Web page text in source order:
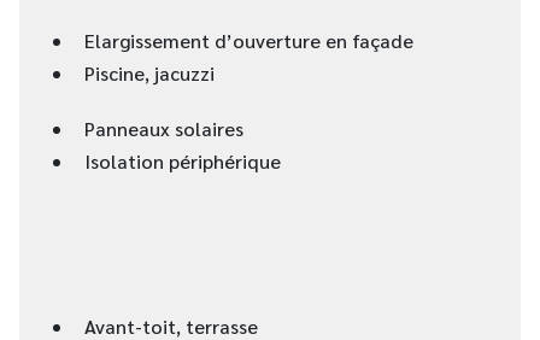
Elargissement d’ouverture en façade
Piscine, jacuzzi
Panneaux solaires
Isolation périphérique
Avant-toit, terrasse